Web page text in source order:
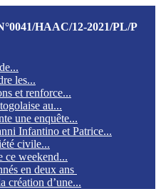
HAAC/12-2021/PL/P
les...
et renforce...
au...
une enquête...
Infantino et Patrice...
civile...
ce weekend...
en deux ans
création d’une...